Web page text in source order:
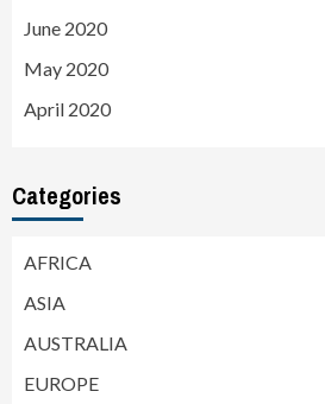
June 2020
May 2020
April 2020
Categories
AFRICA
ASIA
AUSTRALIA
EUROPE